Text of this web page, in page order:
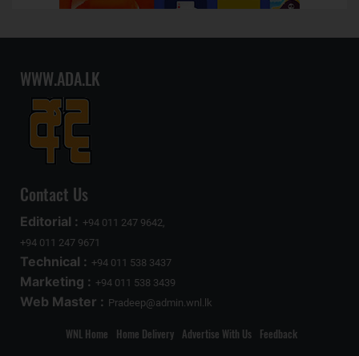
WWW.ADA.LK
Contact Us
Editorial : +94 011 247 9642,
+94 011 247 9671
Technical : +94 011 538 3437
Marketing : +94 011 538 3439
Web Master : Pradeep@admin.wnl.lk
WNL Home Home Delivery Advertise With Us Feedback